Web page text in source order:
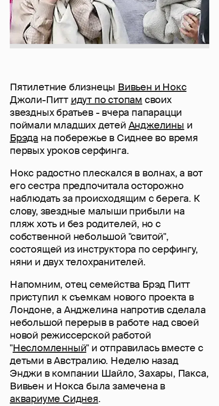
Пятилетние близнецы Вивьен и Нокс
Джоли-Питт идут по стопам своих
звездных братьев - вчера папарацци
поймали младших детей Анджелины и
Брэда на побережье в Сиднее во время
первых уроков серфинга.
Нокс радостно плескался в волнах, а вот
его сестра предпочитала осторожно
наблюдать за происходящим с берега. К
слову, звездные малыши прибыли на
пляж хоть и без родителей, но с
собственной небольшой "свитой",
состоящей из инструктора по серфингу,
няни и двух телохранителей.
Напомним, отец семейства Брэд Питт
приступил к съемкам нового проекта в
Лондоне, а Анджелина напротив сделала
небольшой перерыв в работе над своей
новой режиссерской работой
"Несломленный" и отправилась вместе с
детьми в Австралию. Неделю назад
Энджи в компании Шайло, Захары, Пакса,
Вивьен и Нокса была замечена в
аквариуме Сиднея.